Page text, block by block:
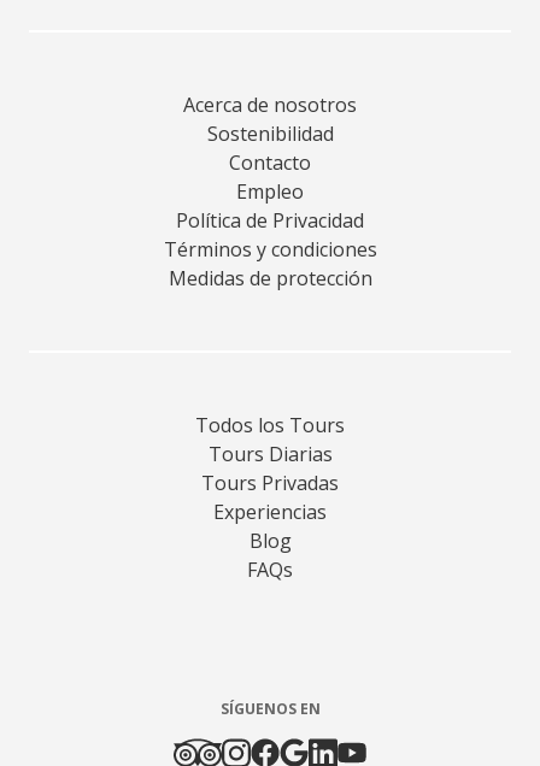
Acerca de nosotros
Sostenibilidad
Contacto
Empleo
Política de Privacidad
Términos y condiciones
Medidas de protección
Todos los Tours
Tours Diarias
Tours Privadas
Experiencias
Blog
FAQs
SÍGUENOS EN